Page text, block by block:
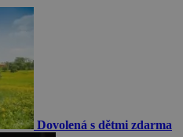
Dovolená s dětmi zdarma